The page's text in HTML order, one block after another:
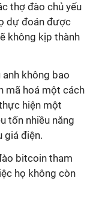
thợ đào chủ yếu
dự đoán được
không kịp thành
không bao
mã hoá một cách
hiện một
tốn nhiều năng
giá điện.
bitcoin tham
họ không còn